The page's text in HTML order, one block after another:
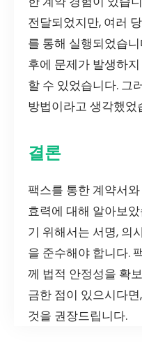
전달되었지만, 여러
를 통해 실행되었습
후에 문제가 발생하
할 수 있었습니다. 그
방법이라고 생각했었
결론
팩스를 통한 계약서
효력에 대해 알아보
기 위해서는 서명, 의
을 준수해야 합니다.
께 법적 안정성을 확
금한 점이 있으시다
것을 권장드립니다.